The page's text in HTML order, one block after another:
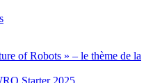
of Robots » – le thème de la
Starter 2025